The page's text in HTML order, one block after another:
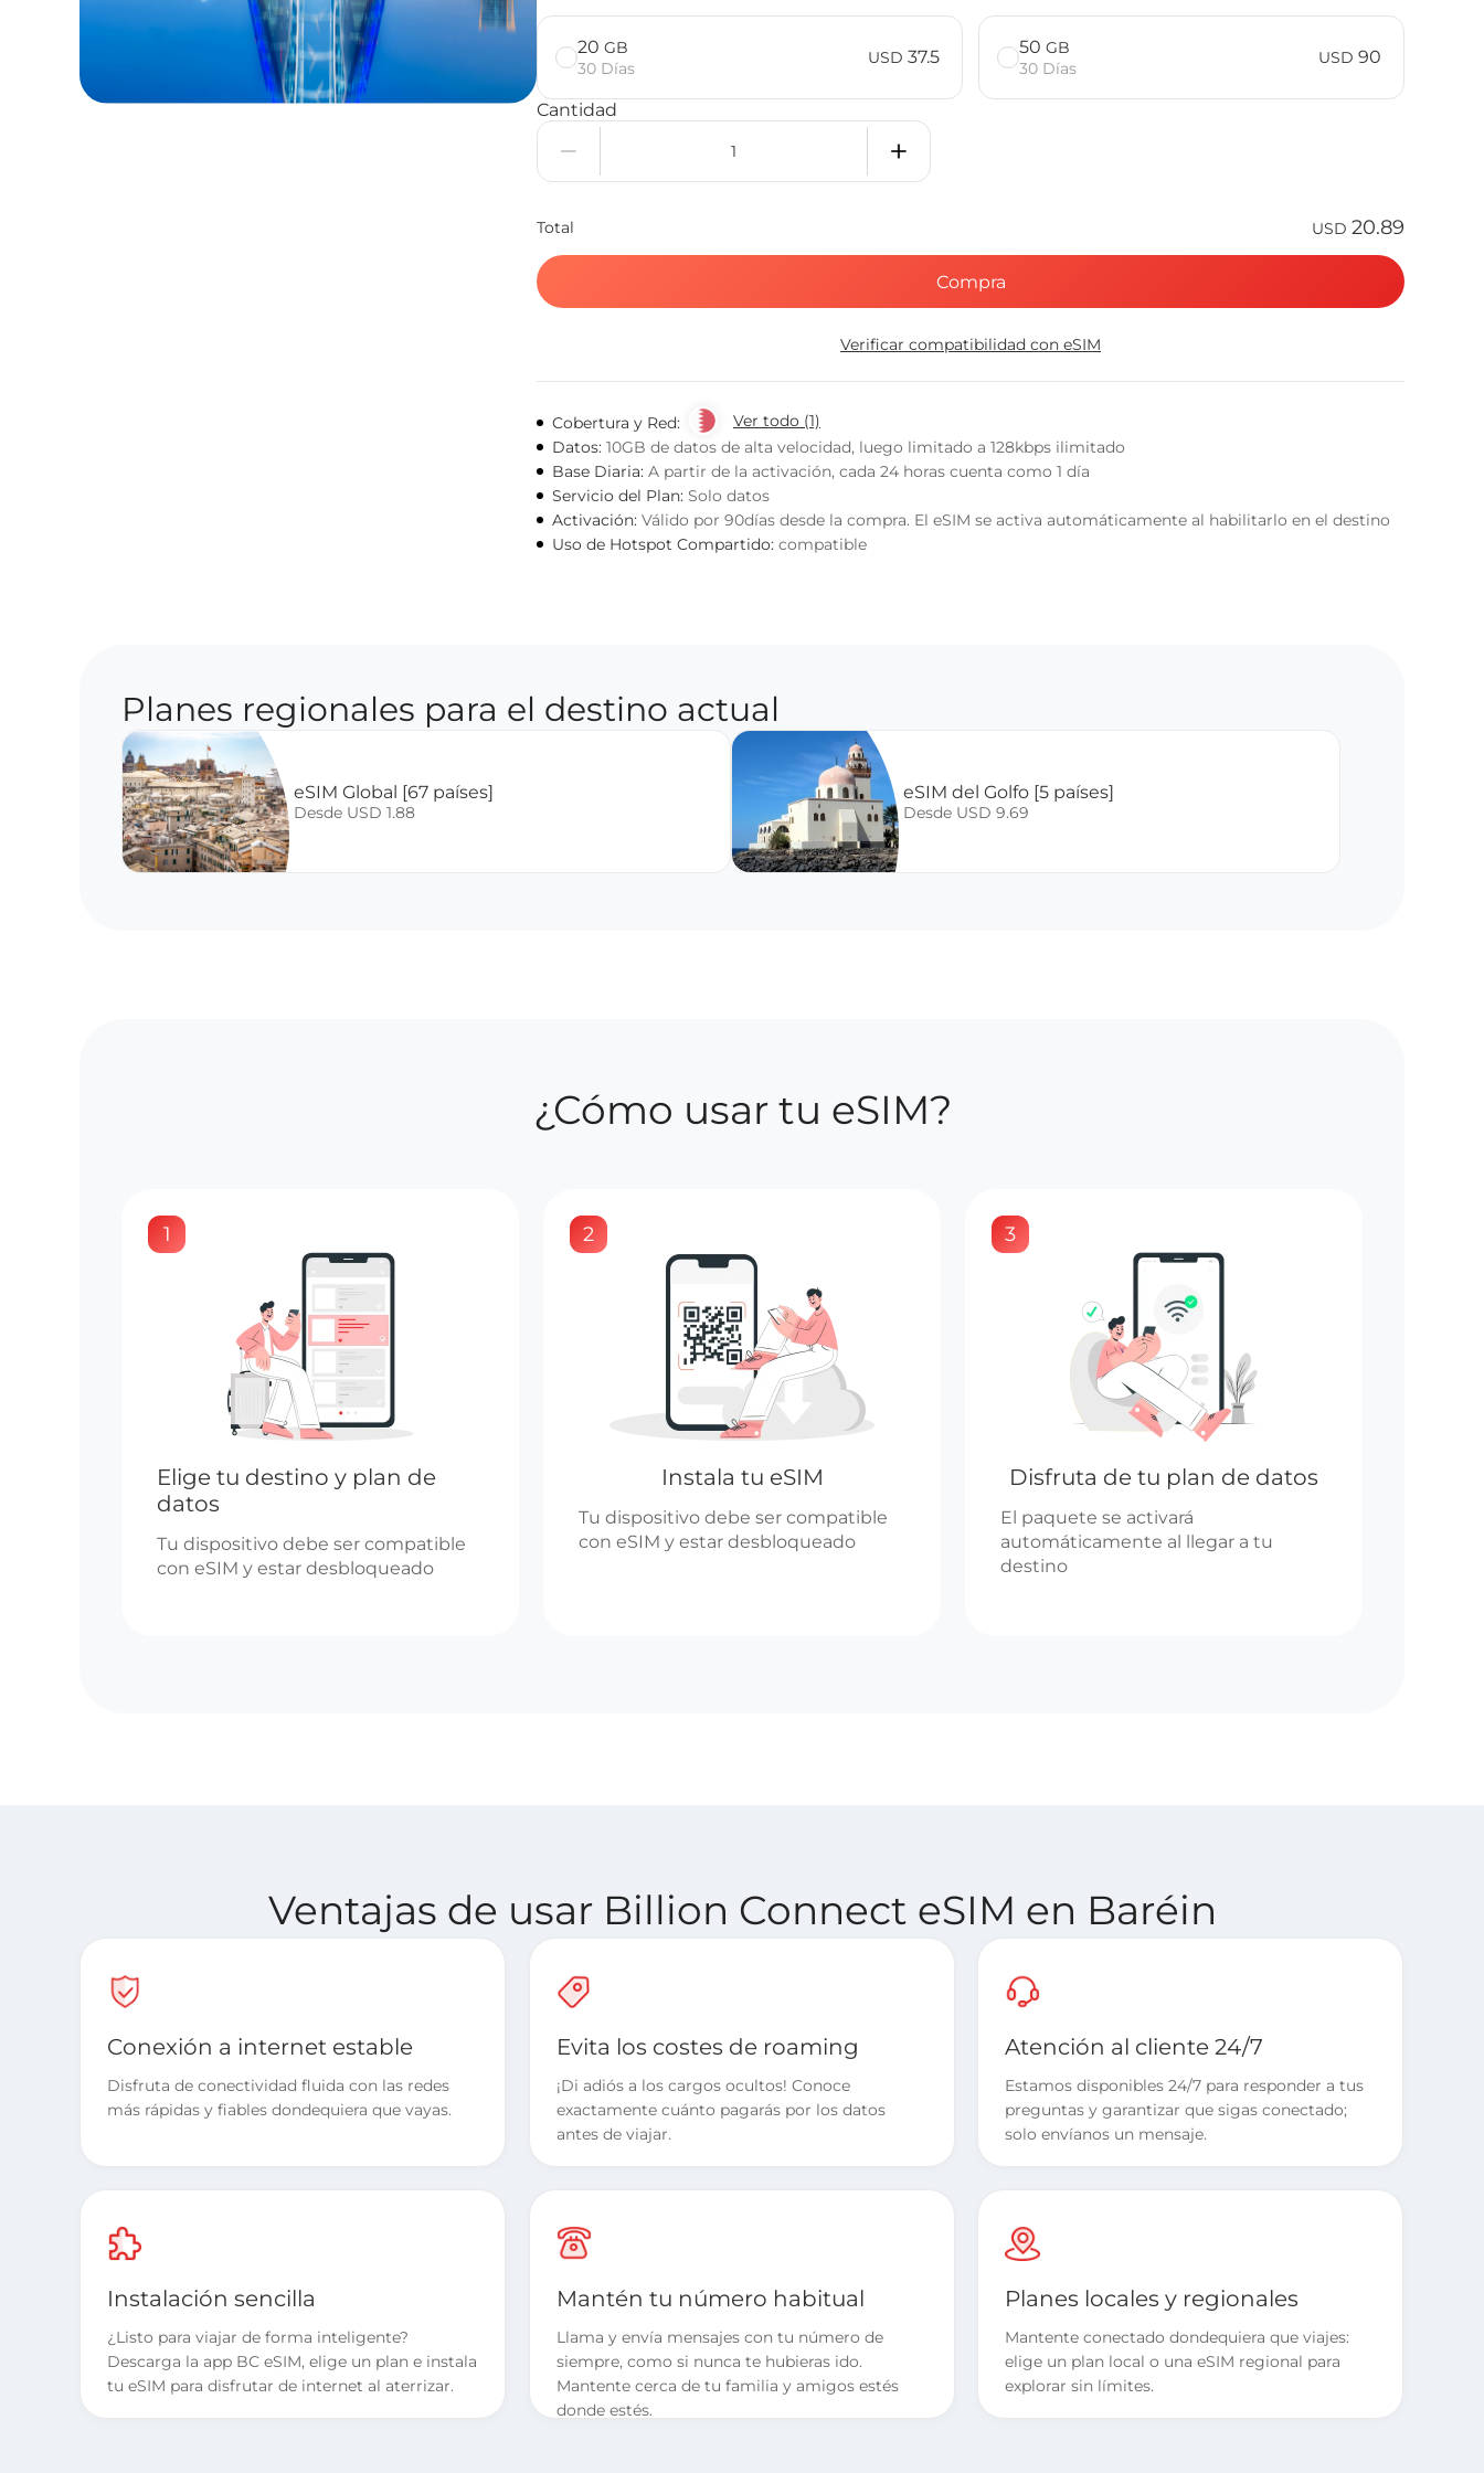
20 GB
30 Días
USD 37.5 50 GB
30 Días
USD 90
Cantidad
Total USD 20.89
Compra
Verificar compatibilidad con eSIM
Cobertura y Red:
Ver todo (1)
Datos: 10GB de datos de alta velocidad, luego limitado a 128kbps ilimitado
Base Diaria: A partir de la activación, cada 24 horas cuenta como 1 día
Servicio del Plan: Solo datos
Activación: Válido por 90días desde la compra. El eSIM se activa automáticamente al habilitarlo en el destino
Uso de Hotspot Compartido: compatible
Planes regionales para el destino actual
eSIM Global [67 países]
Desde USD 1.88
eSIM del Golfo [5 países]
Desde USD 9.69
¿Cómo usar tu eSIM?
1
Elige tu destino y plan de
datos
Tu dispositivo debe ser compatible
con eSIM y estar desbloqueado
2
Instala tu eSIM
Tu dispositivo debe ser compatible
con eSIM y estar desbloqueado
3
Disfruta de tu plan de datos
El paquete se activará
automáticamente al llegar a tu
destino
Ventajas de usar Billion Connect eSIM en Baréin
Conexión a internet estable
Disfruta de conectividad fluida con las redes
más rápidas y fiables dondequiera que vayas.
Evita los costes de roaming
¡Di adiós a los cargos ocultos! Conoce
exactamente cuánto pagarás por los datos
antes de viajar.
Atención al cliente 24/7
Estamos disponibles 24/7 para responder a tus
preguntas y garantizar que sigas conectado;
solo envíanos un mensaje.
Instalación sencilla
¿Listo para viajar de forma inteligente?
Descarga la app BC eSIM, elige un plan e instala
tu eSIM para disfrutar de internet al aterrizar.
Mantén tu número habitual
Llama y envía mensajes con tu número de
siempre, como si nunca te hubieras ido.
Mantente cerca de tu familia y amigos estés
donde estés.
Planes locales y regionales
Mantente conectado dondequiera que viajes:
elige un plan local o una eSIM regional para
explorar sin límites.